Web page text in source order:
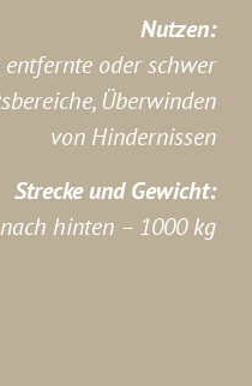
Nutzen:
oder schwer
Überwinden
von Hindernissen
Strecke und Gewicht:
hinten – 1000 kg